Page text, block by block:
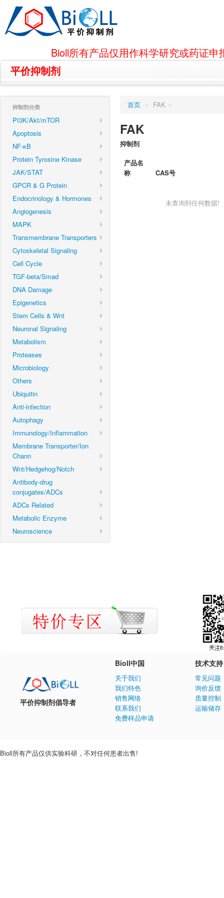
Bioll所有产品仅用作科学研究或药证
平价抑制剂
抑制剂分类
PI3K/Akt/mTOR
Apoptosis
NF-κB
Protein Tyrosine Kinase
JAK/STAT
GPCR & G Protein
Endocrinology & Hormones
Angiogenesis
MAPK
Transmembrane Transporters
Cytoskeletal Signaling
Cell Cycle
TGF-beta/Smad
DNA Damage
Epigenetics
Stem Cells & Wnt
Neuronal Signaling
Metabolism
Proteases
Microbiology
Others
Ubiquitin
Anti-infection
Autophagy
Immunology/Inflammation
Membrane Transporter/Ion
Chann
Wnt/Hedgehog/Notch
Antibody-drug
conjugates/ADCs
ADCs Related
Metabolic Enzyme
Neuroscience
首页 » FAK »
FAK
抑制剂
产品名
称
CAS号
未查询到任何数据!
平价抑制剂倡导者
Bioll中国
关于我们
我们特色
销售网络
联系我们
免费样品申请
技术支持
常见问题
询价反馈
质量控制
运输储存
Bioll所有产品仅供实验科研，不对任何患者出售!